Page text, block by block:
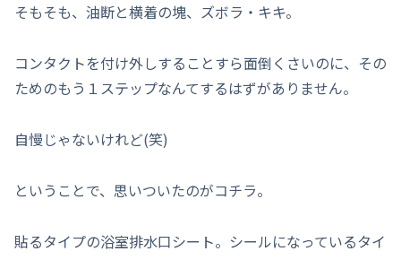
そもそも、油断と横着の塊、ズボラ・キキ。
コンタクトを付け外しすることすら面倒くさいのに、その
ためのもう１ステップなんてするはずがありません。
自慢じゃないけれど(笑)
ということで、思いついたのがコチラ。
貼るタイプの浴室排水口シート。シールになっているタイ